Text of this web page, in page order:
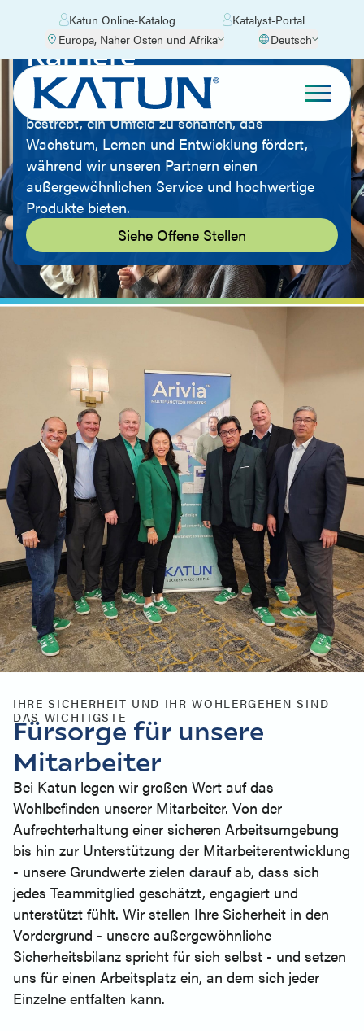
Katun Online-Katalog
Katalyst-Portal
Europa, Naher Osten und Afrika
Deutsch
Karriere
Bei Katun sind wir der Meinung, dass unsere
Mitarbeiter unser größtes Kapital sind. Wir sind
bestrebt, ein Umfeld zu schaffen, das
Wachstum, Lernen und Entwicklung fördert,
während wir unseren Partnern einen
außergewöhnlichen Service und hochwertige
Produkte bieten.
Siehe Offene Stellen
IHRE SICHERHEIT UND IHR WOHLERGEHEN SIND
DAS WICHTIGSTE
Fürsorge für unsere
Mitarbeiter
Bei Katun legen wir großen Wert auf das
Wohlbefinden unserer Mitarbeiter. Von der
Aufrechterhaltung einer sicheren Arbeitsumgebung
bis hin zur Unterstützung der Mitarbeiterentwicklung
- unsere Grundwerte zielen darauf ab, dass sich
jedes Teammitglied geschätzt, engagiert und
unterstützt fühlt. Wir stellen Ihre Sicherheit in den
Vordergrund - unsere außergewöhnliche
Sicherheitsbilanz spricht für sich selbst - und setzen
uns für einen Arbeitsplatz ein, an dem sich jeder
Einzelne entfalten kann.